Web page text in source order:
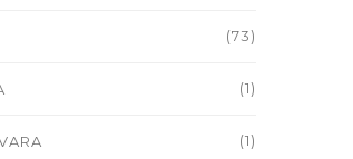
(73)
(1)
(1)